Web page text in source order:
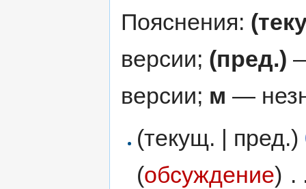
Пояснения:
версии; (пред.)
версии; м —
(текущ. | пред.)
(обсуждение) .